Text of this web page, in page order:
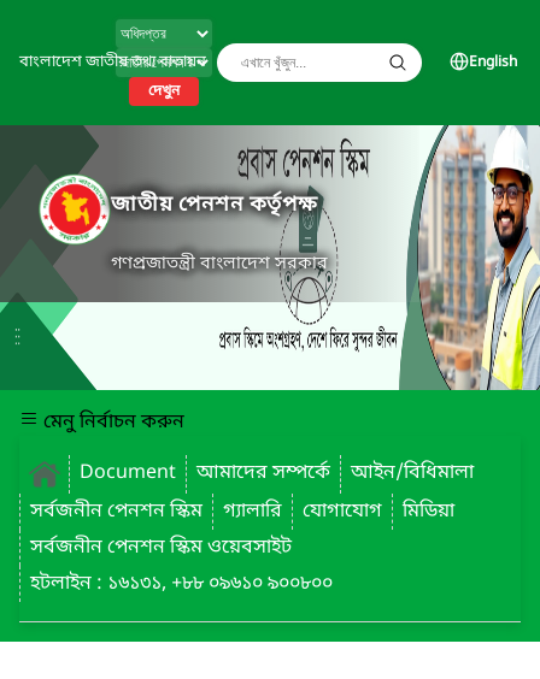
বাংলাদেশ জাতীয় তথ্য বাতায়ন
দেখুন
English
জাতীয় পেনশন কর্তৃপক্ষ
গণপ্রজাতন্ত্রী বাংলাদেশ সরকার
মেনু নির্বাচন করুন
Document
আমাদের সম্পর্কে
আইন/বিধিমালা
সর্বজনীন পেনশন স্কিম
গ্যালারি যোগাযোগ
মিডিয়া
সর্বজনীন পেনশন স্কিম ওয়েবসাইট
হটলাইন : ১৬১৩১, +৮৮ ০৯৬১০ ৯০০৮০০